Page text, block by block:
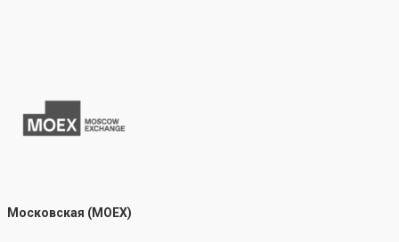
Московская (MOEX)